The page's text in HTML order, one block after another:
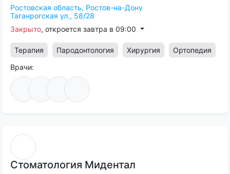
Ростовская область, Ростов-на-Дону
Таганрогская ул., 58/28
Закрыто, откроется завтра в 09:00
Терапия Пародонтология Хирургия
Ортопедия
Врачи:
Стоматология Мидентал